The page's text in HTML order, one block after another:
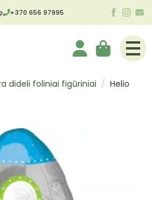
+370 656 97995
dideli foliniai figūriniai
Helio